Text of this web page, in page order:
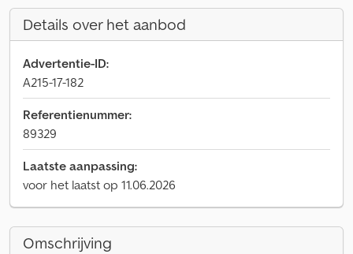
Details over het aanbod
Advertentie-ID:
A215-17-182
Referentienummer:
89329
Laatste aanpassing:
voor het laatst op 11.06.2026
Omschrijving